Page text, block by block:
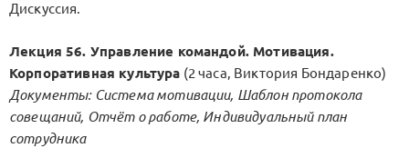
Дискуссия.
Лекция 56. Управление командой. Мотивация.
Корпоративная культура (2 часа, Виктория Бондаренко)
Документы: Система мотивации, Шаблон протокола
совещаний, Отчёт о работе, Индивидуальный план
сотрудника